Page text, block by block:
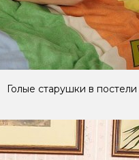
Голые старушки в постели